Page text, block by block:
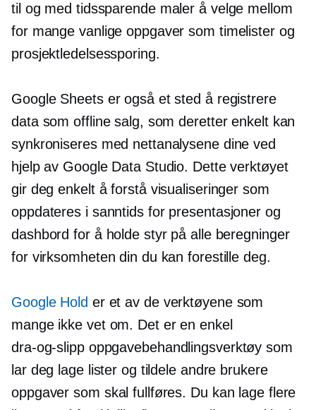
til og med tidssparendemaler å velge mellom
for mange vanlige oppgaver som timelister og
prosjektledelsessporing.
Google Sheets er også et sted å registrere
data som offline salg, som deretter enkelt kan
synkroniseres med nettanalysene dine ved
hjelp av Google Data Studio. Dette verktøyet
gir degenkelt å forståvisualiseringer som
oppdateres i sanntidsfor presentasjoner og
dashbord for å holde styr på alle beregninger
for virksomheten din du kan forestille deg.
Google Hold er et av de verktøyene som
mange ikke vet om. Det er en enkel
dra-og-slippoppgavebehandlingsverktøy som
lar deg lage lister og tildele andre brukere
oppgaver som skal fullføres. Du kan lage flere